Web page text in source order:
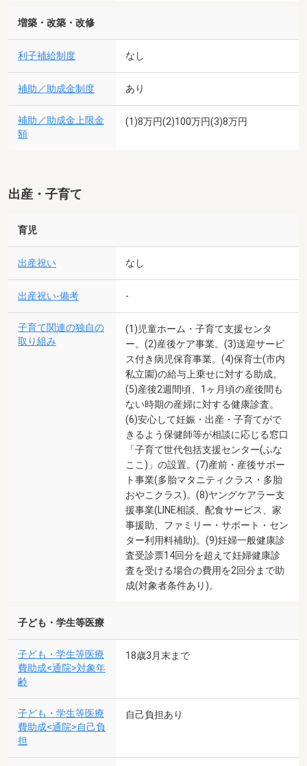
増築・改築・改修
利子補給制度 なし
補助／助成金制度 あり
補助／助成金上限金
額
(1)8万円(2)100万円(3)8万円
出産・子育て
育児
出産祝い なし
出産祝い-備考 -
子育て関連の独自の
取り組み
(1)児童ホーム・子育て支援センタ
ー。(2)産後ケア事業。(3)送迎サービ
ス付き病児保育事業。(4)保育士(市内
私立園)の給与上乗せに対する助成。
(5)産後2週間頃、1ヶ月頃の産後間も
ない時期の産婦に対する健康診査。
(6)安心して妊娠・出産・子育てがで
きるよう保健師等が相談に応じる窓口
「子育て世代包括支援センター(ふな
ここ)」の設置。(7)産前・産後サポー
ト事業(多胎マタニティクラス・多胎
おやこクラス)。(8)ヤングケアラー支
援事業(LINE相談、配食サービス、家
事援助、ファミリー・サポート・セン
ター利用料補助)。(9)妊婦一般健康診
査受診票14回分を超えて妊婦健康診
査を受ける場合の費用を2回分まで助
成(対象者条件あり)。
子ども・学生等医療
子ども・学生等医療
費助成<通院>対象年
齢
18歳3月末まで
子ども・学生等医療
費助成<通院>自己負
担
自己負担あり